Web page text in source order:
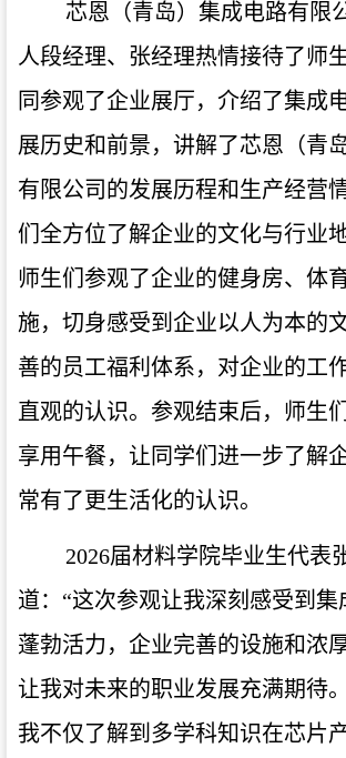
芯恩（青岛）集成电路有限
人段经理、张经理热情接待了师
同参观了企业展厅，介绍了集成
展历史和前景，讲解了芯恩（青
有限公司的发展历程和生产经营
们全方位了解企业的文化与行业
师生们参观了企业的健身房、体
施，切身感受到企业以人为本的
善的员工福利体系，对企业的工
直观的认识。参观结束后，师生
享用午餐，让同学们进一步了解
常有了更生活化的认识。
2026届材料学院毕业生代表
道：“这次参观让我深刻感受到集
蓬勃活力，企业完善的设施和浓
让我对未来的职业发展充满期待
我不仅了解到多学科知识在芯片